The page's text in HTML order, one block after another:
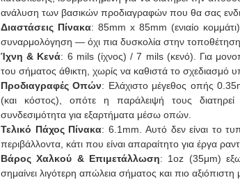
ανάλυση των βασικών προδιαγραφών που θα σας
Διαστάσεις Πίνακα: 85mm x 85mm (ενιαίο
συναρμολόγηση — όχι πια δυσκολία στην
Ίχνη & Κενά: 6 mils (ίχνος) / 7 mils (κενό). Για
του σήματος άθικτη, χωρίς να καθιστά το σχεδιασμό
Προδιαγραφές Οπών: Ελάχιστο μέγεθος οπής
(και κόστος), οπότε η παράλειψή τους διατηρεί
συνδεσιμότητα για εξαρτήματα μέσω οπών.
Τελικό Πάχος Πίνακα: 6.1mm. Αυτό δεν είναι το
περιβάλλοντα, κάτι που είναι απαραίτητο για έργα
Βάρος Χαλκού & Επιμετάλλωση: 1oz (35μm)
σημαίνει λιγότερη απώλεια σήματος και πιο